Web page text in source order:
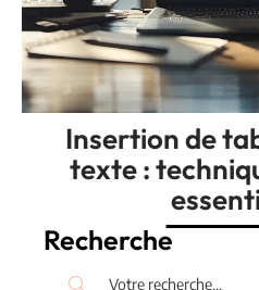
Insertion de
texte :
Recherche